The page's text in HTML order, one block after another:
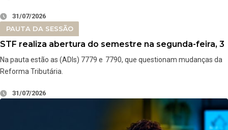
31/07/2026
PAUTA DA SESSÃO
STF realiza abertura do semestre na segunda-feira, 3
Na pauta estão as (ADIs) 7779 e 7790, que questionam mudanças da
Reforma Tributária.
31/07/2026